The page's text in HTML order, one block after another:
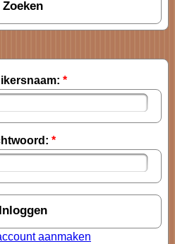
*
*
aanmaken